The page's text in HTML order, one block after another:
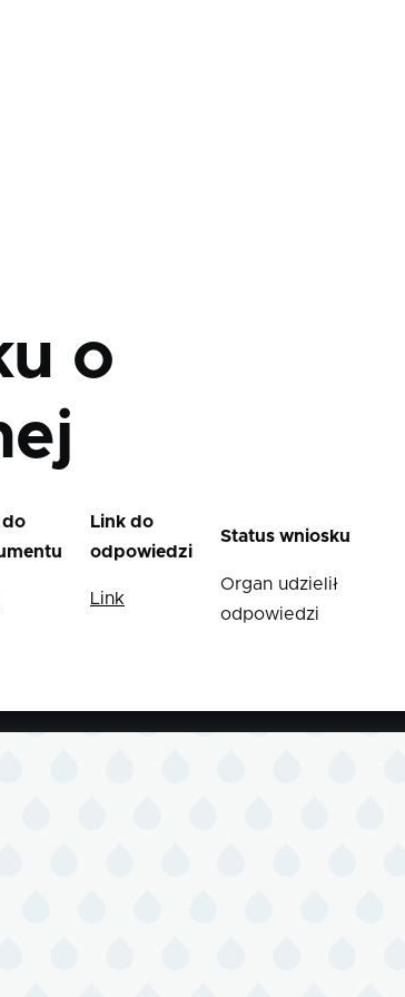
o
do
Link do
odpowiedzi
Status wniosku
Link
Organ udzielił
odpowiedzi